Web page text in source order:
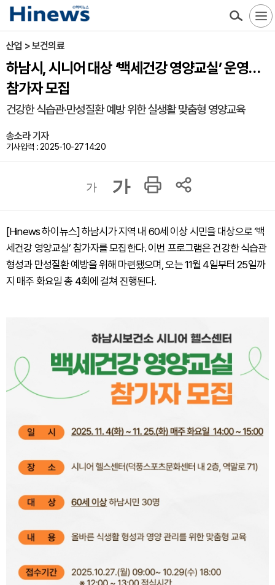
산업 > 보건의료
하남시, 시니어 대상 ‘백세건강 영양교실’ 운영…
참가자 모집
건강한 식습관·만성질환 예방 위한 실생활 맞춤형 영양교육
송소라 기자
기사입력 : 2025-10-27 14:20
가 가
[Hinews 하이뉴스] 하남시가 지역 내 60세 이상 시민을 대상으로 ‘백
세건강 영양교실’ 참가자를 모집한다. 이번 프로그램은 건강한 식습관
형성과 만성질환 예방을 위해 마련됐으며, 오는 11월 4일부터 25일까
지 매주 화요일 총 4회에 걸쳐 진행된다.